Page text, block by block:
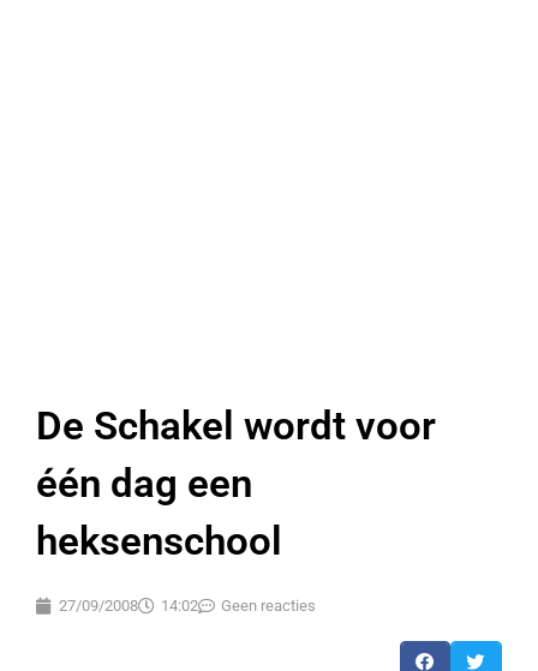
De Schakel wordt voor
één dag een
heksenschool
27/09/2008 14:02 Geen reacties